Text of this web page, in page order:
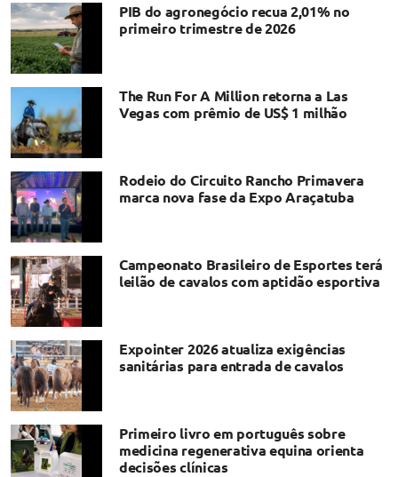
PIB do agronegócio recua 2,01% no
primeiro trimestre de 2026
The Run For A Million retorna a Las
Vegas com prêmio de US$ 1 milhão
Rodeio do Circuito Rancho Primavera
marca nova fase da Expo Araçatuba
Campeonato Brasileiro de Esportes terá
leilão de cavalos com aptidão esportiva
Expointer 2026 atualiza exigências
sanitárias para entrada de cavalos
Primeiro livro em português sobre
medicina regenerativa equina orienta
decisões clínicas